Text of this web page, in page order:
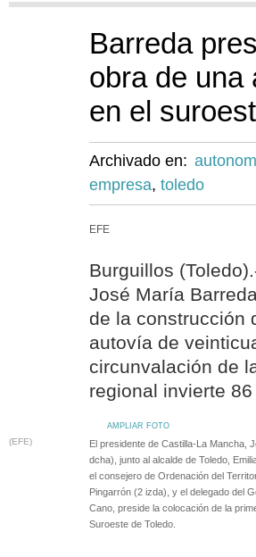
Barreda
obra de una
en el
Archivado en:
empresa, toledo
EFE
Burguillos
José María
de la construcción
autovía de
circunvalación de
regional invierte
AMPLIAR FOTO
(EFE)
El presidente de Castilla-La Mancha,
dcha), junto al alcalde de Toledo,
el consejero de Ordenación del
Pingarrón (2 izda), y el delegado del
Cano, preside la colocación de la
Suroeste de Toledo.